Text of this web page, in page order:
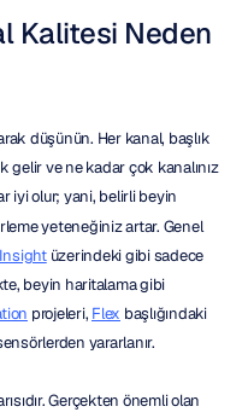
Kalitesi Neden
düşünün. Her kanal, başlık
gelir ve ne kadar çok kanalınız
iyi olur; yani, belirli beyin
yeteneğiniz artar. Genel
üzerindeki gibi sadece
beyin haritalama gibi
projeleri, Flex başlığındaki
yararlanır.
Gerçekten önemli olan